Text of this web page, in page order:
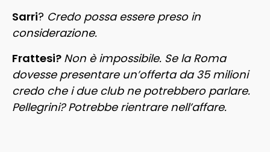
Sarri? Credo possa essere preso in
considerazione.
Frattesi? Non è impossibile. Se la Roma
dovesse presentare un’offerta da 35 milioni
credo che i due club ne potrebbero parlare.
Pellegrini? Potrebbe rientrare nell’affare.